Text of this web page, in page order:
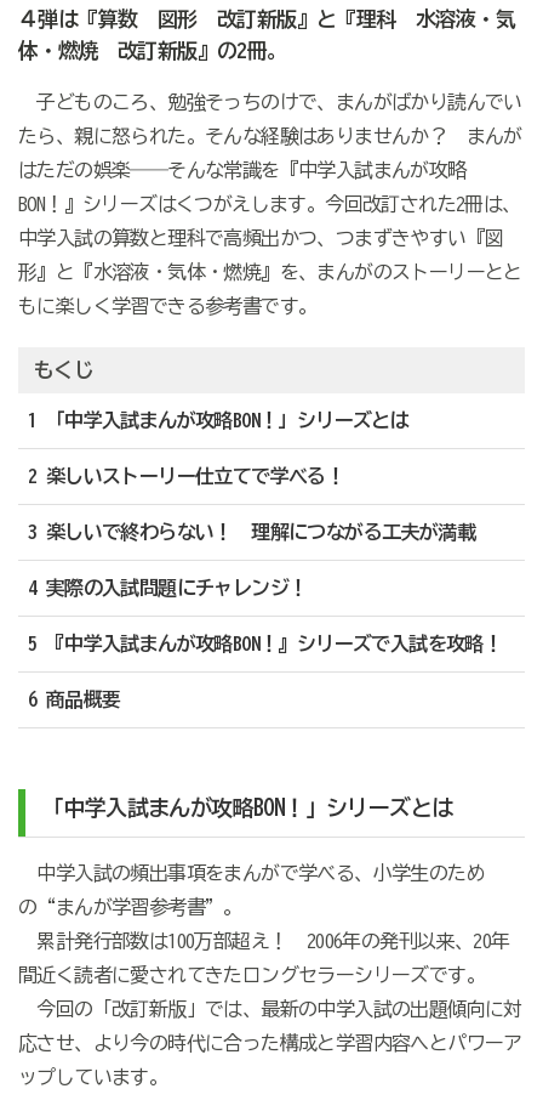
４弾は『算数 図形 改訂新版』と『理科 水溶液・気
体・燃焼 改訂新版』の2冊。
子どものころ、勉強そっちのけで、まんがばかり読んでい
たら、親に怒られた。そんな経験はありませんか？ まんが
はただの娯楽――そんな常識を『中学入試まんが攻略
BON！』シリーズはくつがえします。今回改訂された2冊は、
中学入試の算数と理科で高頻出かつ、つまずきやすい『図
形』と『水溶液・気体・燃焼』を、まんがのストーリーとと
もに楽しく学習できる参考書です。
もくじ
1 「中学入試まんが攻略BON！」シリーズとは
2 楽しいストーリー仕立てで学べる！
3 楽しいで終わらない！ 理解につながる工夫が満載
4 実際の入試問題にチャレンジ！
5 『中学入試まんが攻略BON！』シリーズで入試を攻略！
6 商品概要
「中学入試まんが攻略BON！」シリーズとは
中学入試の頻出事項をまんがで学べる、小学生のため
の“まんが学習参考書”。
累計発行部数は100万部超え！ 2006年の発刊以来、20年
間近く読者に愛されてきたロングセラーシリーズです。
今回の「改訂新版」では、最新の中学入試の出題傾向に対
応させ、より今の時代に合った構成と学習内容へとパワーア
ップしています。